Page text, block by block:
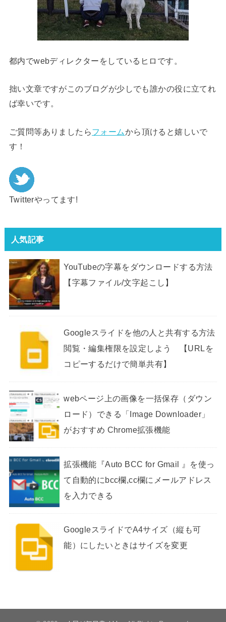
都内でwebディレクターをしているヒロです。
拙い文章ですがこのブログが少しでも誰かの役に立てれ
ば幸いです。
ご質問等ありましたらフォームから頂けると嬉しいで
す！
Twitterやってます!
人気記事
YouTubeの字幕をダウンロードする方法
【字幕ファイル/文字起こし】
Googleスライドを他の人と共有する方法
閲覧・編集権限を設定しよう 【URLを
コピーするだけで簡単共有】
webページ上の画像を一括保存（ダウン
ロード）できる「Image Downloader」
がおすすめ Chrome拡張機能
拡張機能『Auto BCC for Gmail 』を使っ
て自動的にbcc欄,cc欄にメールアドレス
を入力できる
GoogleスライドでA4サイズ（縦も可
能）にしたいときはサイズを変更